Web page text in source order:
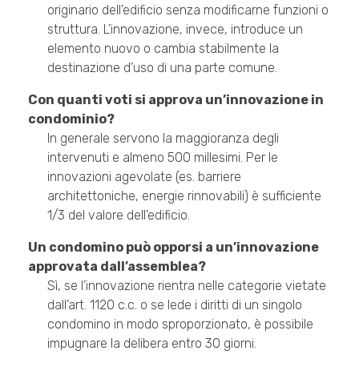
originario dell’edificio senza modificarne funzioni o
struttura. L’innovazione, invece, introduce un
elemento nuovo o cambia stabilmente la
destinazione d’uso di una parte comune.
Con quanti voti si approva un’innovazione in
condominio?
In generale servono la maggioranza degli
intervenuti e almeno 500 millesimi. Per le
innovazioni agevolate (es. barriere
architettoniche, energie rinnovabili) è sufficiente
1/3 del valore dell’edificio.
Un condomino può opporsi a un’innovazione
approvata dall’assemblea?
Sì, se l’innovazione rientra nelle categorie vietate
dall’art. 1120 c.c. o se lede i diritti di un singolo
condomino in modo sproporzionato, è possibile
impugnare la delibera entro 30 giorni.